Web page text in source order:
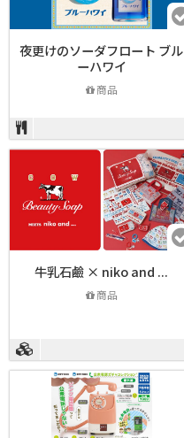
夜更けのソーダフロート ブル
ーハワイ
商品
牛乳石鹼 × niko and ...
商品